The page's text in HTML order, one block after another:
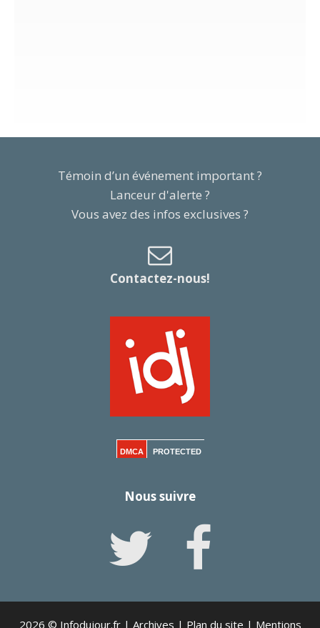
Témoin d’un événement important ?
Lanceur d'alerte ?
Vous avez des infos exclusives ?
Contactez-nous!
DMCA PROTECTED
Nous suivre
2026 © Infodujour.fr | Archives | Plan du site | Mentions